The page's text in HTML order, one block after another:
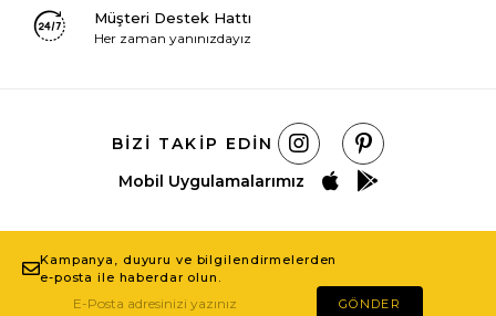
Müşteri Destek Hattı
Her zaman yanınızdayız
BIZI TAKIP EDIN
Mobil Uygulamalarımız
Kampanya, duyuru ve bilgilendirmelerden
e-posta ile haberdar olun.
GÖNDER